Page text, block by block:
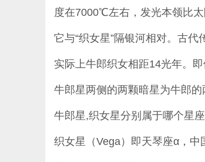
度在7000℃左右，发光本领比太
它与“织女星”隔银河相对。古代
实际上牛郎织女相距14光年。
牛郎星两侧的两颗暗星为牛郎
牛郎星,织女星分别属于哪个星座
织女星（Vega）即天琴座α，中